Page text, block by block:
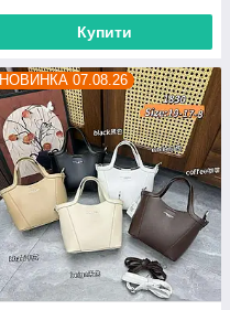
Купити
НОВИНКА 07.08.26